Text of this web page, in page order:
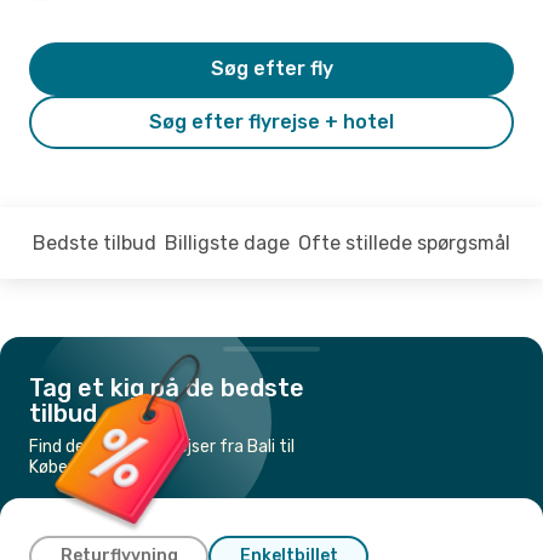
Søg efter flyrejse + hotel
Søg efter fly
Bedste tilbud Billigste dage Ofte stillede spørgsmål
Tag et kig på de bedste
tilbud
Find de billigste flyrejser fra Bali til
København
Returflyvning Enkeltbillet